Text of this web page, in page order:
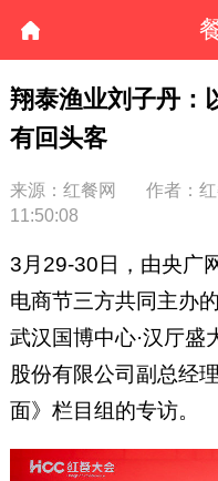
翔泰渔业刘子丹：
有回头客
来源：红餐网 作者：
11:50:08
3月29-30日，由央广
电商节三方共同主办
武汉国博中心·汉厅盛
股份有限公司副总经
面》栏目组的专访。